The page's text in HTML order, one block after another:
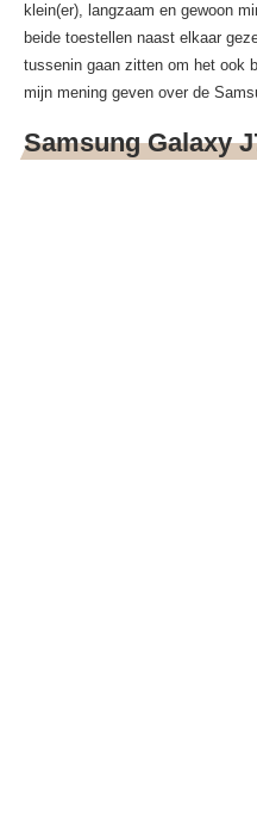
klein(er), langzaam en gewoon
beide toestellen naast elkaar
tussenin gaan zitten om het ook
mijn mening geven over de
Samsung Galaxy